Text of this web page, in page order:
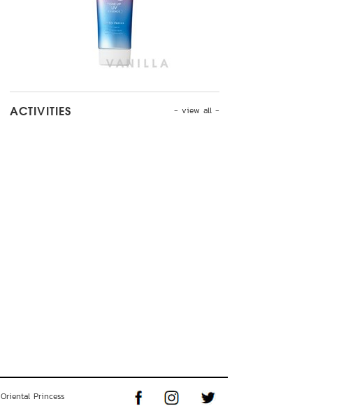
- view all -
ACTIVITIES
Oriental Princess